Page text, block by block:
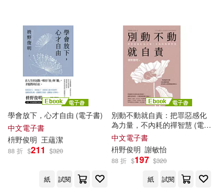
學會放下，心才自由 (電子書)
中文電子書
枡野俊明 王蘊潔
88 折 $211 $320
紙 試閱
別動不動就自責：把罪惡感化
為力量，不內耗的禪智慧 (電子
書)
中文電子書
枡野俊明 謝敏怡
88 折 $197 $320
紙
試閱